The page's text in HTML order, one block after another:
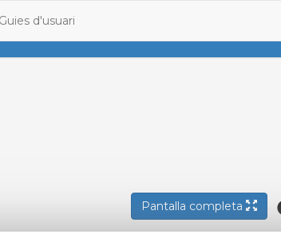
Guies d'usuari
Pantalla completa